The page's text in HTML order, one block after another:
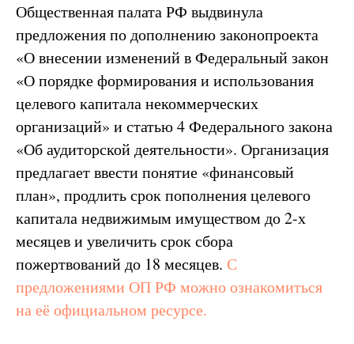
Общественная палата РФ выдвинула
предложения по дополнению законопроекта
«О внесении изменений в Федеральный закон
«О порядке формирования и использования
целевого капитала некоммерческих
организаций» и статью 4 Федерального закона
«Об аудиторской деятельности». Организация
предлагает ввести понятие «финансовый
план», продлить срок пополнения целевого
капитала недвижимым имуществом до 2-х
месяцев и увеличить срок сбора
пожертвований до 18 месяцев. С
предложениями ОП РФ можно ознакомиться
на её официальном ресурсе.